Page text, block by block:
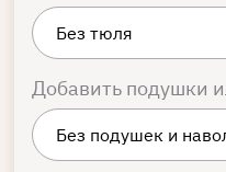
Добавить подушки